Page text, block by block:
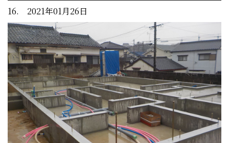
16. 2021年01月26日